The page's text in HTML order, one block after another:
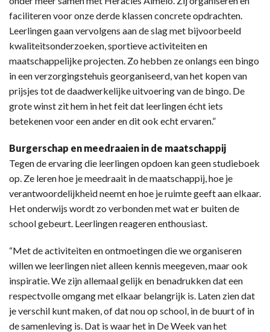
faciliteren voor onze derde klassen concrete opdrachten.
Leerlingen gaan vervolgens aan de slag met bijvoorbeeld
kwaliteitsonderzoeken, sportieve activiteiten en
maatschappelijke projecten. Zo hebben ze onlangs een bingo
in een verzorgingstehuis georganiseerd, van het kopen van
prijsjes tot de daadwerkelijke uitvoering van de bingo. De
grote winst zit hem in het feit dat leerlingen écht iets
betekenen voor een ander en dit ook echt ervaren.”
Burgerschap en meedraaien in de maatschappij
Tegen de ervaring die leerlingen opdoen kan geen studieboek
op. Ze leren hoe je meedraait in de maatschappij, hoe je
verantwoordelijkheid neemt en hoe je ruimte geeft aan elkaar.
Het onderwijs wordt zo verbonden met wat er buiten de
school gebeurt. Leerlingen reageren enthousiast.
“Met de activiteiten en ontmoetingen die we organiseren
willen we leerlingen niet alleen kennis meegeven, maar ook
inspiratie. We zijn allemaal gelijk en benadrukken dat een
respectvolle omgang met elkaar belangrijk is. Laten zien dat
je verschil kunt maken, of dat nou op school, in de buurt of in
de samenleving is. Dat is waar het in De Week van het